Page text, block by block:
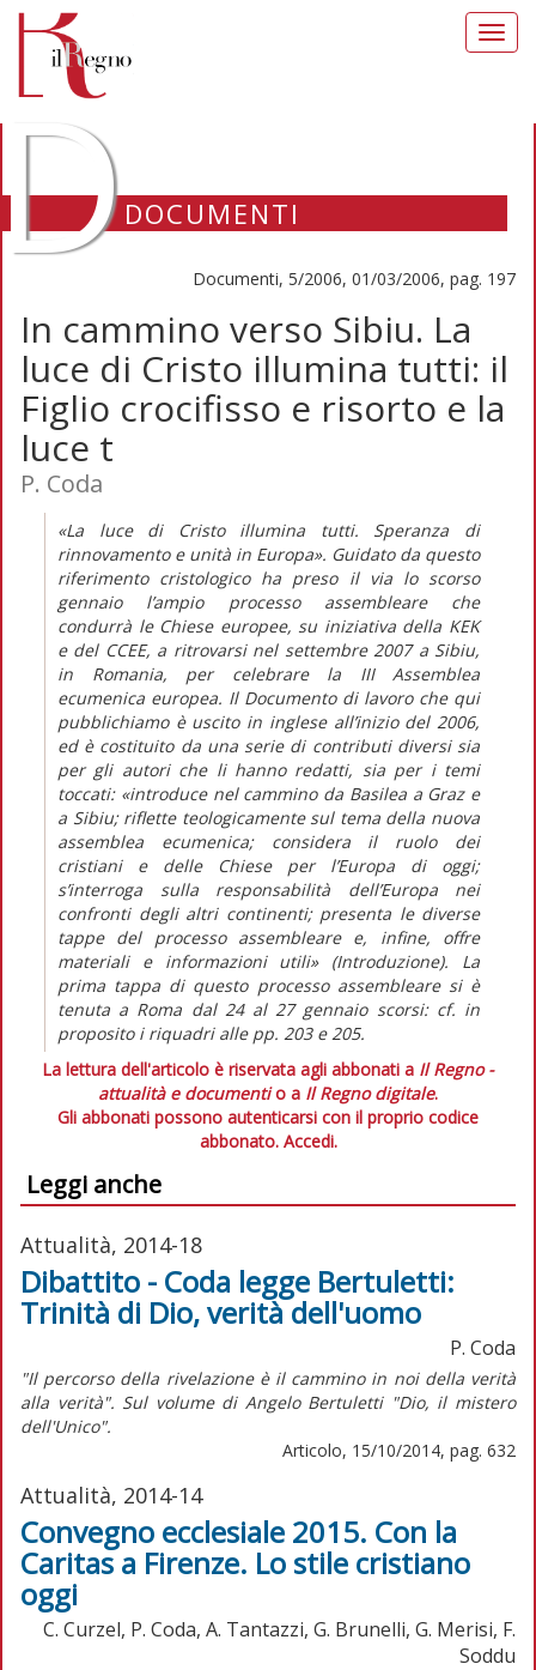
DOCUMENTI
Documenti, 5/2006, 01/03/2006, pag. 197
In cammino verso Sibiu. La
luce di Cristo illumina tutti: il
Figlio crocifisso e risorto e la
luce t
P. Coda
«La luce di Cristo illumina tutti. Speranza di
rinnovamento e unità in Europa». Guidato da questo
riferimento cristologico ha preso il via lo scorso
gennaio l’ampio processo assembleare che
condurrà le Chiese europee, su iniziativa della KEK
e del CCEE, a ritrovarsi nel settembre 2007 a Sibiu,
in Romania, per celebrare la III Assemblea
ecumenica europea. Il Documento di lavoro che qui
pubblichiamo è uscito in inglese all’inizio del 2006,
ed è costituito da una serie di contributi diversi sia
per gli autori che li hanno redatti, sia per i temi
toccati: «introduce nel cammino da Basilea a Graz e
a Sibiu; riflette teologicamente sul tema della nuova
assemblea ecumenica; considera il ruolo dei
cristiani e delle Chiese per l’Europa di oggi;
s’interroga sulla responsabilità dell’Europa nei
confronti degli altri continenti; presenta le diverse
tappe del processo assembleare e, infine, offre
materiali e informazioni utili» (Introduzione). La
prima tappa di questo processo assembleare si è
tenuta a Roma dal 24 al 27 gennaio scorsi: cf. in
proposito i riquadri alle pp. 203 e 205.
La lettura dell'articolo è riservata agli abbonati a Il Regno -
attualità e documentio a Il Regno digitale.
Gli abbonati possono autenticarsi con il proprio codice
abbonato. Accedi.
Leggi anche
Attualità, 2014-18
Dibattito - Coda legge Bertuletti:
Trinità di Dio, verità dell'uomo
P. Coda
"Il percorso della rivelazione è il cammino in noi della verità
alla verità". Sul volume di Angelo Bertuletti "Dio, il mistero
dell'Unico".
Articolo, 15/10/2014, pag. 632
Attualità, 2014-14
Convegno ecclesiale 2015. Con la
Caritas a Firenze. Lo stile cristiano
oggi
C. Curzel, P. Coda, A. Tantazzi, G. Brunelli, G. Merisi, F.
Soddu